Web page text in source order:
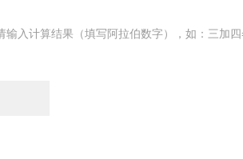
输入计算结果（填写阿拉伯数字），如：三加四